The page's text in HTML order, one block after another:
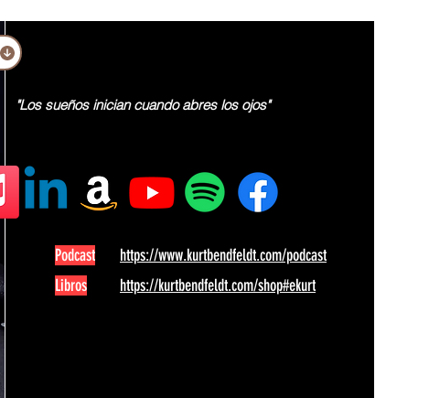
"Los sueños inician cuando abres los ojos"
Podcast
Libros
https://www.kurtbendfeldt.com/podcast
https://kurtbendfeldt.com/shop#ekurt